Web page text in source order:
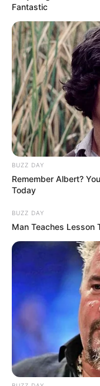
Fail! 10 Potret
Dimasak yang
Nggak Selera
10 Pose
Mainstream
Banget
8 Kata Lucu
Minggu ala
Fantastic
BUZZ DAY
Remember Albert?
Today
BUZZ DAY
Man Teaches Lesson